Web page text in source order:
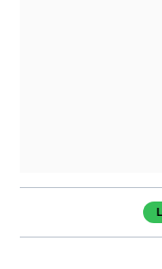
Temas de este